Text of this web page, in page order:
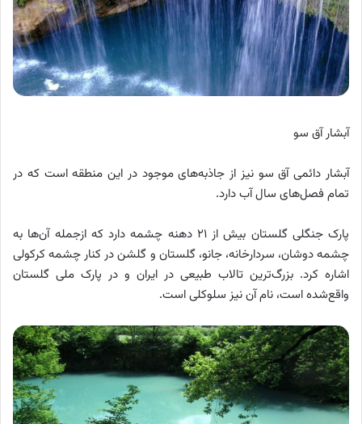
آبشار آق سو
آبشار دائمی آق سو نیز از جاذبه‌های موجود در این منطقه است که در
تمام فصل‎‌های سال آب دارد.
پارک جنگلی گلستان بیش از ۲۱ دهنه چشمه دارد که ازجمله آن‌ها به
چشمه دوشان، سردارخانه، جانو، گلستان و گلشن در کنار چشمه کرکولی
اشاره کرد. بزرگ‌ترین تالاب طبیعی در ایران و در پارک ملی گلستان
واقع‌شده است، نام آن نیز سلوکلی است.